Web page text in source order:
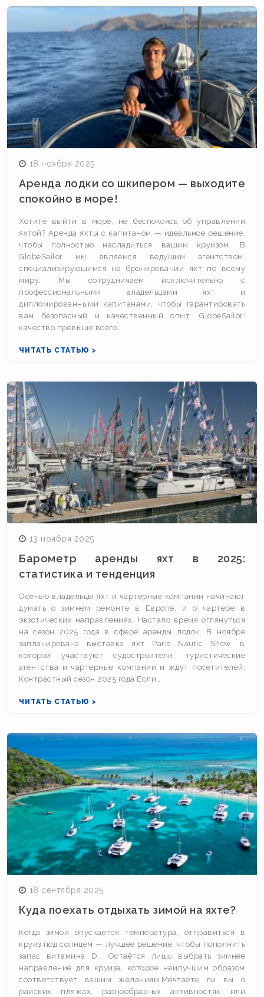
18 ноября 2025
Аренда лодки со шкипером — выходите
спокойно в море!
Хотите выйти в море, не беспокоясь об управлении
яхтой? Аренда яхты с капитаном — идеальное решение,
чтобы полностью насладиться вашим круизом. В
GlobeSailor мы являемся ведущим агентством,
специализирующимся на бронировании яхт по всему
миру. Мы сотрудничаем исключительно с
профессиональными владельцами яхт и
дипломированными капитанами, чтобы гарантировать
вам безопасный и качественный опыт. GlobeSailor:
качество превыше всего…
ЧИТАТЬ СТАТЬЮ >
13 ноября 2025
Барометр аренды яхт в 2025:
статистика и тенденция
Осенью владельцы яхт и чартерные компании начинают
думать о зимнем ремонте в Европе, и о чартере в
экзотических направлениях. Настало время оглянуться
на сезон 2025 года в сфере аренды лодок. В ноябре
запланирована выставка яхт Paris Nautic Show, в
которой участвуют судостроители, туристические
агентства и чартерные компании и ждут посетителей.
Контрастный сезон 2025 года Если…
ЧИТАТЬ СТАТЬЮ >
18 сентября 2025
Куда поехать отдыхать зимой на яхте?
Когда зимой опускается температура, отправиться в
круиз под солнцем — лучшее решение, чтобы пополнить
запас витамина D… Остаётся лишь выбрать зимнее
направление для круиза, которое наилучшим образом
соответствует вашим желаниям.Мечтаете ли вы о
райских пляжах, разнообразных активностях или